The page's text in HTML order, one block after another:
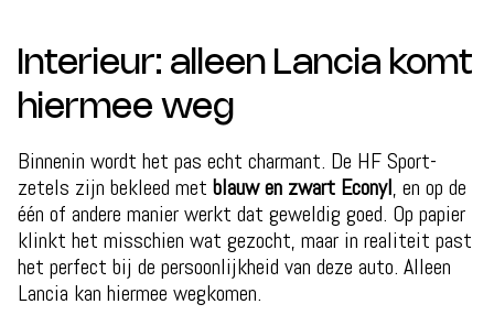
Interieur: alleen Lancia komt
hiermee weg
Binnenin wordt het pas echt charmant. De HF Sport-
zetels zijn bekleed met blauw en zwart Econyl, en op de
één of andere manier werkt dat geweldig goed. Op papier
klinkt het misschien wat gezocht, maar in realiteit past
het perfect bij de persoonlijkheid van deze auto. Alleen
Lancia kan hiermee wegkomen.